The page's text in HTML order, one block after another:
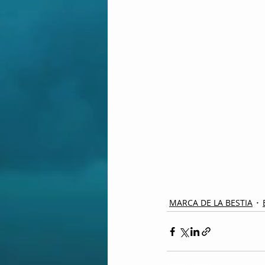
MARCA DE LA BESTIA